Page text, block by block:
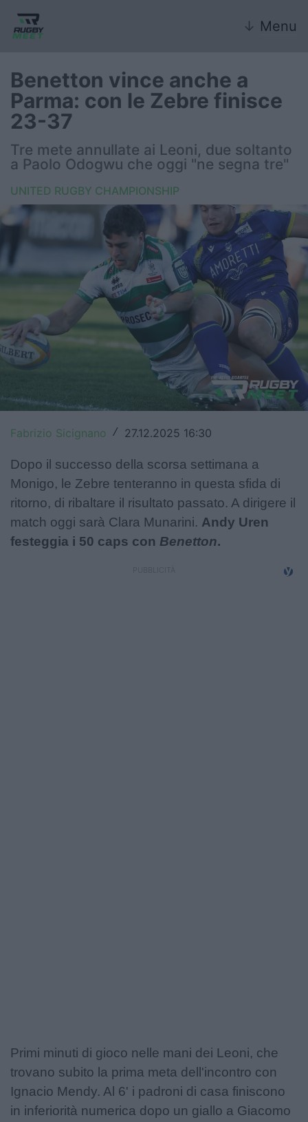
↓ Menu
Nazionale
Nazionali giovanili
Rugby Sevens
FIR
Internazionale
United Rugby Championship
Top14
Premiership
Rugby World Cup
Super Rugby
Rugby in TV
Benetton vince anche a
Parma: con le Zebre finisce
23-37
Tre mete annullate ai Leoni, due soltanto
a Paolo Odogwu che oggi "ne segna tre"
UNITED RUGBY CHAMPIONSHIP
Fabrizio Sicignano / 27.12.2025 16:30
Dopo il successo della scorsa settimana a
Monigo, le Zebre tenteranno in questa sfida di
ritorno, di ribaltare il risultato passato. A dirigere il
match oggi sarà Clara Munarini. Andy Uren
festeggia i 50 caps con Benetton.
Primi minuti di gioco nelle mani dei Leoni, che
trovano subito la prima meta dell'incontro con
Ignacio Mendy. Al 6' i padroni di casa finiscono
in inferiorità numerica dopo un giallo a Giacomo